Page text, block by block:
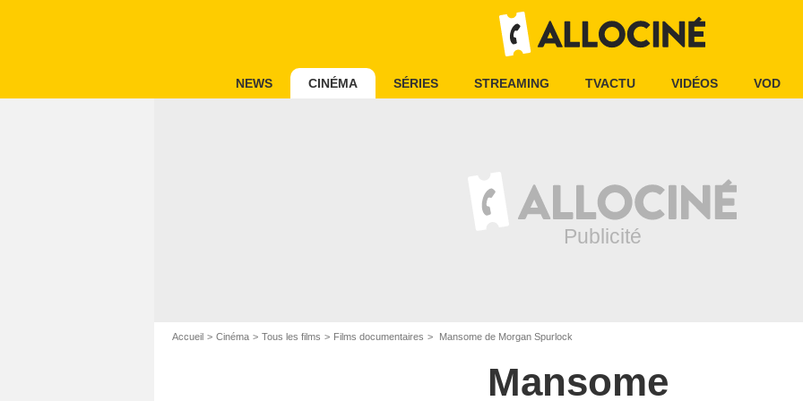
NEWS CINÉMA SÉRIES STREAMING TVACTU VIDÉOS VOD
Accueil Cinéma Tous les films Films documentaires Mansome de Morgan Spurlock
Mansome